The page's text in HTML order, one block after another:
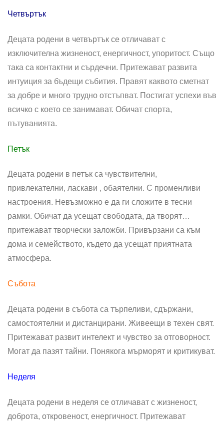
Четвъртък
Децата родени в четвъртък се отличават с
изключителна жизненост, енергичност, упоритост. Също
така са контактни и сърдечни. Притежават развита
интуиция за бъдещи събития. Правят каквото сметнат
за добре и много трудно отстъпват. Постигат успехи във
всичко с което се занимават. Обичат спорта,
пътуванията.
Петък
Децата родени в петък са чувствителни,
привлекателни, ласкави , обаятелни. С променливи
настроения. Невъзможно е да ги сложите в тесни
рамки. Обичат да усещат свободата, да творят…
притежават творчески заложби. Привързани са към
дома и семейството, където да усещат приятната
атмосфера.
Събота
Децата родени в събота са търпеливи, сдържани,
самостоятелни и дистанцирани. Живеещи в техен свят.
Притежават развит интелект и чувство за отговорност.
Могат да пазят тайни. Понякога мърморят и критикуват.
Неделя
Децата родени в неделя се отличават с жизненост,
доброта, откровеност, енергичност. Притежават